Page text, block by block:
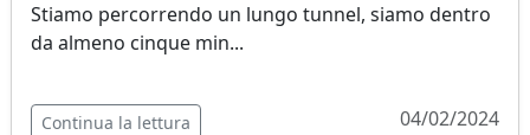
Stiamo percorrendo un lungo tunnel, siamo dentro
da almeno cinque min...
Continua la lettura 04/02/2024